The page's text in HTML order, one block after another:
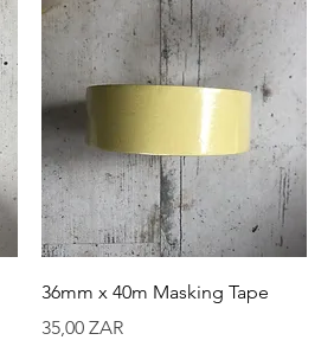
Vista rápida
36mm x 40m Masking Tape
Precio
35,00 ZAR